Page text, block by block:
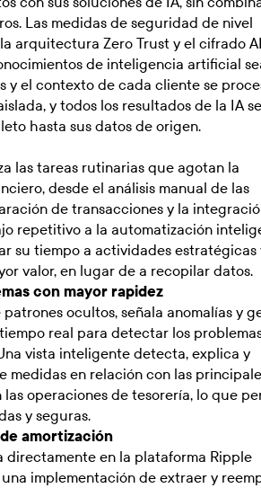
Las medidas de seguridad de nivel
arquitectura Zero Trust y el cifrado
de inteligencia artificial
y el contexto de cada cliente se
y todos los resultados de la IA se
hasta sus datos de origen.
las tareas rutinarias que agotan la
desde el análisis manual de las
de transacciones y la
repetitivo a la automatización
su tiempo a actividades estratégicas
valor, en lugar de a recopilar datos.
con mayor rapidez
ocultos, señala anomalías y
real para detectar los
vista inteligente detecta, explica y
medidas en relación con las
las operaciones de tesorería, lo que
y seguras.
amortización
directamente en la plataforma Ripple
implementación de extraer y